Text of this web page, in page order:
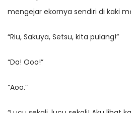
mengejar ekornya sendiri di kaki
“Riu, Sakuya, Setsu, kita pulang!”
“Da! Ooo!”
“Aoo.”